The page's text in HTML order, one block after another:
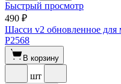
Быстрый просмотр
490 ₽
Шасси v2 обновленное для
P2568
В корзину
шт